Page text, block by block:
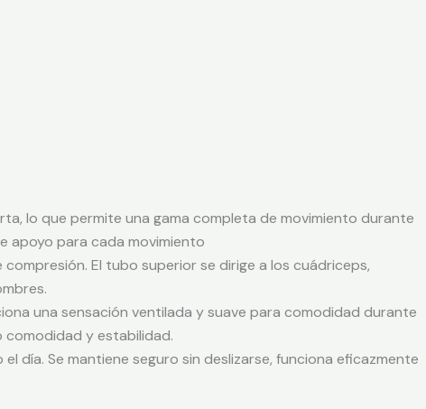
lo que permite una gama completa de movimiento durante
apoyo para cada movimiento
El tubo superior se dirige a los cuádriceps,
una sensación ventilada y suave para comodidad durante
y estabilidad.
Se mantiene seguro sin deslizarse, funciona eficazmente